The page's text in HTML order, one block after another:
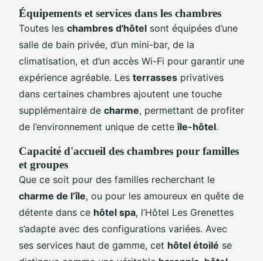
Équipements et services dans les chambres
Toutes les chambres d'hôtel sont équipées d’une
salle de bain privée, d’un mini-bar, de la
climatisation, et d’un accès Wi-Fi pour garantir une
expérience agréable. Les terrasses privatives
dans certaines chambres ajoutent une touche
supplémentaire de charme, permettant de profiter
de l’environnement unique de cetteîle-hôtel.
Capacité d'accueil des chambres pour familles
et groupes
Que ce soit pour des familles recherchant le
charme de l’île, ou pour les amoureux en quête de
détente dans ce hôtel spa, l’Hôtel Les Grenettes
s’adapte avec des configurations variées. Avec
ses services haut de gamme, cet hôtel étoilé se